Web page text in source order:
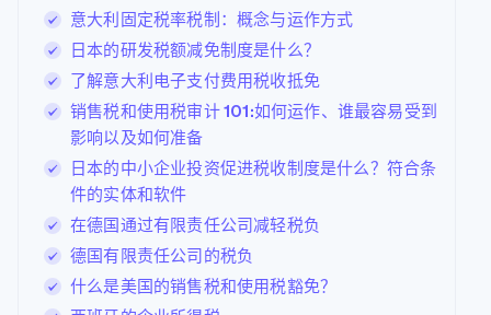
意大利固定税率税制：概念与运作方式
日本的研发税额减免制度是什么？
了解意大利电子支付费用税收抵免
销售税和使用税审计 101:如何运作、谁最容易受到
影响以及如何准备
日本的中小企业投资促进税收制度是什么？符合条
件的实体和软件
在德国通过有限责任公司减轻税负
德国有限责任公司的税负
什么是美国的销售税和使用税豁免？